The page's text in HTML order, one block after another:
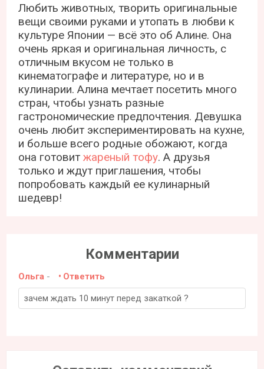
Любить животных, творить оригинальные
вещи своими руками и утопать в любви к
культуре Японии — всё это об Алине. Она
очень яркая и оригинальная личность, с
отличным вкусом не только в
кинематографе и литературе, но и в
кулинарии. Алина мечтает посетить много
стран, чтобы узнать разные
гастрономические предпочтения. Девушка
очень любит экспериментировать на кухне,
и больше всего родные обожают, когда
она готовитжареный тофу. А друзья
только и ждут приглашения, чтобы
попробовать каждый ее кулинарный
шедевр!
Комментарии
Ольга - Ответить
зачем ждать 10 минут перед закаткой ?